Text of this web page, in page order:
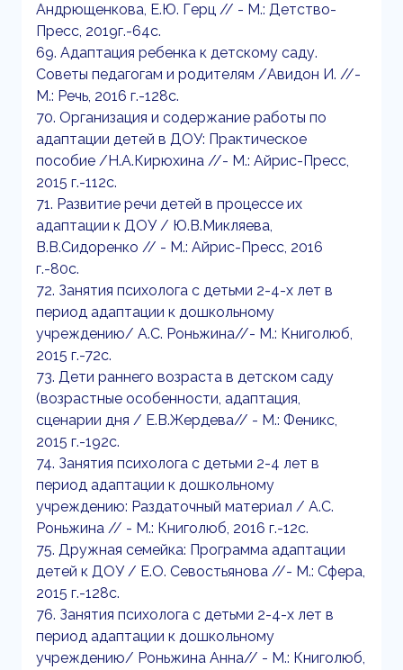
Андрющенкова, Е.Ю. Герц // - М.: Детство-
Пресс, 2019г.-64с.
69. Адаптация ребенка к детскому саду.
Советы педагогам и родителям /Авидон И. //-
М.: Речь, 2016 г.-128с.
70. Организация и содержание работы по
адаптации детей в ДОУ: Практическое
пособие /Н.А.Кирюхина //- М.: Айрис-Пресс,
2015 г.-112с.
71. Развитие речи детей в процессе их
адаптации к ДОУ / Ю.В.Микляева,
В.В.Сидоренко // - М.: Айрис-Пресс, 2016
г.-80с.
72. Занятия психолога с детьми 2-4-х лет в
период адаптации к дошкольному
учреждению/ А.С. Роньжина//- М.: Книголюб,
2015 г.-72с.
73. Дети раннего возраста в детском саду
(возрастные особенности, адаптация,
сценарии дня / Е.В.Жердева// - М.: Феникс,
2015 г.-192с.
74. Занятия психолога с детьми 2-4 лет в
период адаптации к дошкольному
учреждению: Раздаточный материал / А.С.
Роньжина // - М.: Книголюб, 2016 г.-12с.
75. Дружная семейка: Программа адаптации
детей к ДОУ / Е.О. Севостьянова //- М.: Сфера,
2015 г.-128с.
76. Занятия психолога с детьми 2-4-х лет в
период адаптации к дошкольному
учреждению/ Роньжина Анна// - М.: Книголюб,